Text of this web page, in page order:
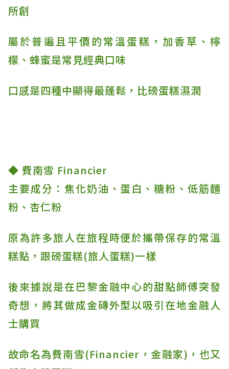
所創
屬於普遍且平價的常溫蛋糕，加香草、檸
檬、蜂蜜是常見經典口味
口感是四種中顯得最蓬鬆，比磅蛋糕濕潤
◆ 費南雪 Financier
主要成分：焦化奶油、蛋白、糖粉、低筋麵
粉、杏仁粉
原為許多旅人在旅程時便於攜帶保存的常溫
糕點，跟磅蛋糕(旅人蛋糕)一樣
後來據說是在巴黎金融中心的甜點師傅突發
奇想，將其做成金磚外型以吸引在地金融人
士購買
故命名為費南雪(Financier，金融家)，也又